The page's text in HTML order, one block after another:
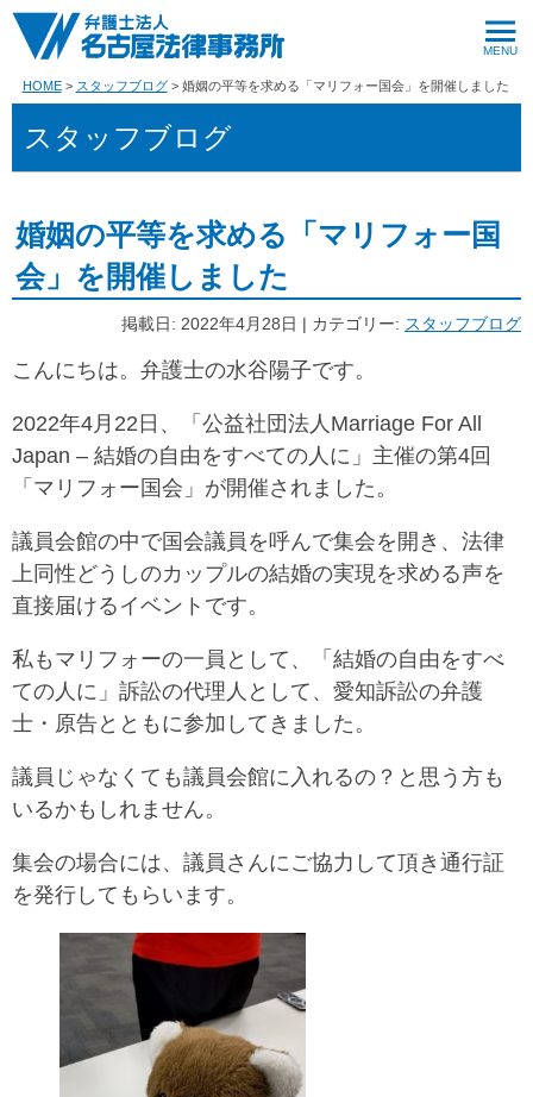
HOME スタッフブログ 婚姻の平等を求める「マリフォー国会」を開催しました
スタッフブログ
婚姻の平等を求める「マリフォー国
会」を開催しました
掲載日: 2022年4月28日 | カテゴリー: スタッフブログ
こんにちは。弁護士の水谷陽子です。
2022年4月22日、「公益社団法人Marriage For All
Japan – 結婚の自由をすべての人に」主催の第4回
「マリフォー国会」が開催されました。
議員会館の中で国会議員を呼んで集会を開き、法律
上同性どうしのカップルの結婚の実現を求める声を
直接届けるイベントです。
私もマリフォーの一員として、「結婚の自由をすべ
ての人に」訴訟の代理人として、愛知訴訟の弁護
士・原告とともに参加してきました。
議員じゃなくても議員会館に入れるの？と思う方も
いるかもしれません。
集会の場合には、議員さんにご協力して頂き通行証
を発行してもらいます。